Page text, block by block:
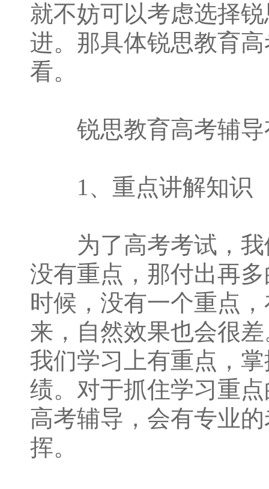
就不妨可以考虑选择
进。那具体锐思教育
看。
锐思教育高考辅导
1、重点讲解知识
为了高考考试，我
没有重点，那付出再
时候，没有一个重点
来，自然效果也会很
我们学习上有重点，
绩。对于抓住学习重
高考辅导，会有专业
挥。